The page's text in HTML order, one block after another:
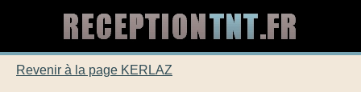
Revenir à la page KERLAZ